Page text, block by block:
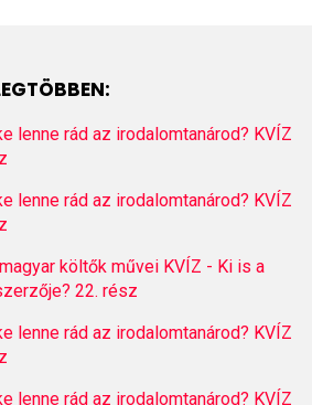
lenne rád az irodalomtanárod? KVÍZ
lenne rád az irodalomtanárod? KVÍZ
költők művei KVÍZ - Ki is a
22. rész
lenne rád az irodalomtanárod? KVÍZ
lenne rád az irodalomtanárod? KVÍZ